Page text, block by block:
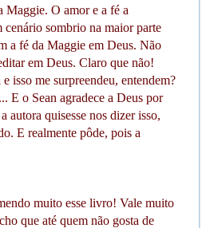
Maggie. O amor e a fé a
sombrio na maior parte
a fé da Maggie em Deus. Não
em Deus. Claro que não!
isso me surpreendeu, entendem?
E o Sean agradece a Deus por
autora quisesse nos dizer isso,
E realmente pôde, pois a
muito esse livro! Vale muito
que até quem não gosta de